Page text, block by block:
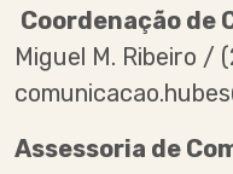
Coordenação de
Miguel M. Ribeiro /
Assessoria de